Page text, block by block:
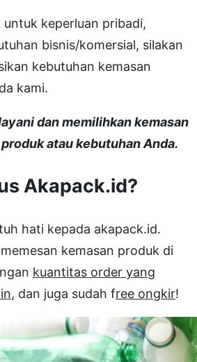
keperluan pribadi,
bisnis/komersial, silakan
kebutuhan kemasan
kami.
dan memilihkan kemasan
atau kebutuhan Anda.
Akapack.id?
hati kepada akapack.id.
kemasan produk di
kuantitas order yang
, dan juga sudah free ongkir!